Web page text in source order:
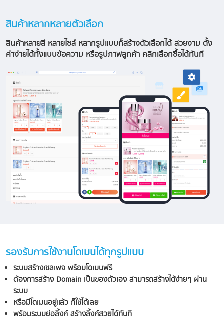
สินค้าหลากหลายตัวเลือก
สินค้าหลายสี หลายไซส์ หลากรูปแบบก็สร้างตัวเลือกได้ สวยงาม ตั้ง
ค่าง่ายได้ทั้งแบบข้อความ หรือรูปภาพลูกค้า คลิกเลือกซื้อได้ทันที
รองรับการใช้งานโดเมนได้ทุกรูปแบบ
ระบบสร้างเซลเพจ พร้อมโดเมนฟรี
ต้องการสร้าง Domain เป็นของตัวเอง สามารถสร้างได้ง่ายๆ ผ่าน
ระบบ
หรือมีโดเมนอยู่แล้ว ก็ใช้ได้เลย
พร้อมระบบย่อลิ้งค์ สร้างลิ้งค์สวยได้ทันที